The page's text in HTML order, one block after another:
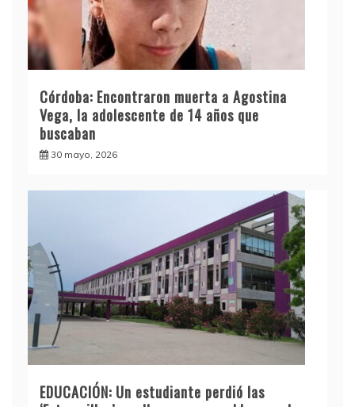
Córdoba: Encontraron muerta a Agostina
Vega, la adolescente de 14 años que
buscaban
30 mayo, 2026
EDUCACIÓN: Un estudiante perdió las